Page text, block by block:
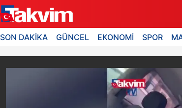
SON DAKİKA GÜNCEL EKONOMİ SPOR